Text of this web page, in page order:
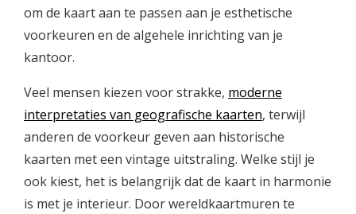
om de kaart aan te passen aan je esthetische
voorkeuren en de algehele inrichting van je
kantoor.
Veel mensen kiezen voor strakke, moderne
interpretaties van geografische kaarten, terwijl
anderen de voorkeur geven aan historische
kaarten met een vintage uitstraling. Welke stijl je
ook kiest, het is belangrijk dat de kaart in harmonie
is met je interieur. Door wereldkaartmuren te